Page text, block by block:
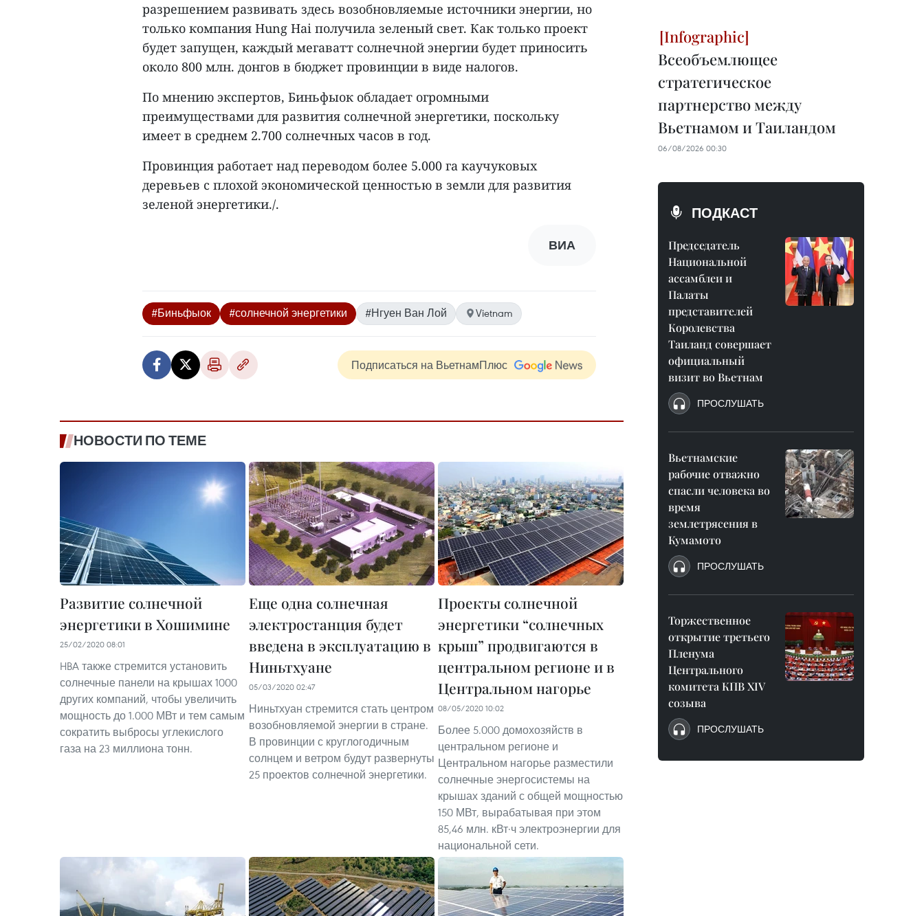
разрешением развивать здесь возобновляемые источники энергии, но
только компания Hung Hai получила зеленый свет. Как только проект
будет запущен, каждый мегаватт солнечной энергии будет приносить
около 800 млн. донгов в бюджет провинции в виде налогов.
По мнению экспертов, Биньфыок обладает огромными
преимуществами для развития солнечной энергетики, поскольку
имеет в среднем 2.700 солнечных часов в год.
Провинция работает над переводом более 5.000 га каучуковых
деревьев с плохой экономической ценностью в земли для развития
зеленой энергетики./.
ВИА
#Биньфыок #солнечной энергетики #Нгуен Ван Лой Vietnam
Подписаться на ВьетнамПлюс
НОВОСТИ ПО ТЕМЕ
Развитие солнечной
энергетики в Хошимине
25/02/2020 08:01
HBA также стремится установить
солнечные панели на крышах 1000
других компаний, чтобы увеличить
мощность до 1.000 МВт и тем самым
сократить выбросы углекислого
газа на 23 миллиона тонн.
Еще одна солнечная
электростанция будет
введена в эксплуатацию в
Ниньтхуане
05/03/2020 02:47
Ниньтхуан стремится стать центром
возобновляемой энергии в стране.
В провинции с круглогодичным
солнцем и ветром будут развернуты
25 проектов солнечной энергетики.
Проекты солнечной
энергетики “солнечных
крыш” продвигаются в
центральном регионе и в
Центральном нагорье
08/05/2020 10:02
Более 5.000 домохозяйств в
центральном регионе и
Центральном нагорье разместили
солнечные энергосистемы на
крышах зданий с общей мощностью
150 МВт, вырабатывая при этом
85,46 млн. кВт⋅ч электроэнергии для
национальной сети.
Всеобъемлющее
стратегическое
партнерство между
Вьетнамом и Таиландом
06/08/2026 00:30
ПОДКАСТ
Председатель
Национальной
ассамблеи и
Палаты
представителей
Королевства
Таиланд совершает
официальный
визит во Вьетнам
ПРОСЛУШАТЬ
Вьетнамские
рабочие отважно
спасли человека во
время
землетрясения в
Кумамото
ПРОСЛУШАТЬ
Торжественное
открытие третьего
Пленума
Центрального
комитета КПВ XIV
созыва
ПРОСЛУШАТЬ